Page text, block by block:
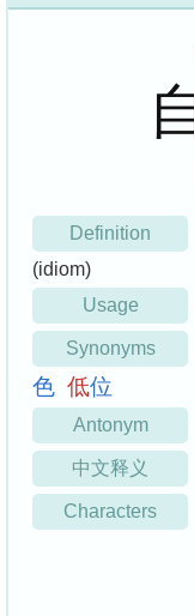
Definition
(idiom)
Usage
Synonyms
色 低位
Antonym
中文释义
Characters